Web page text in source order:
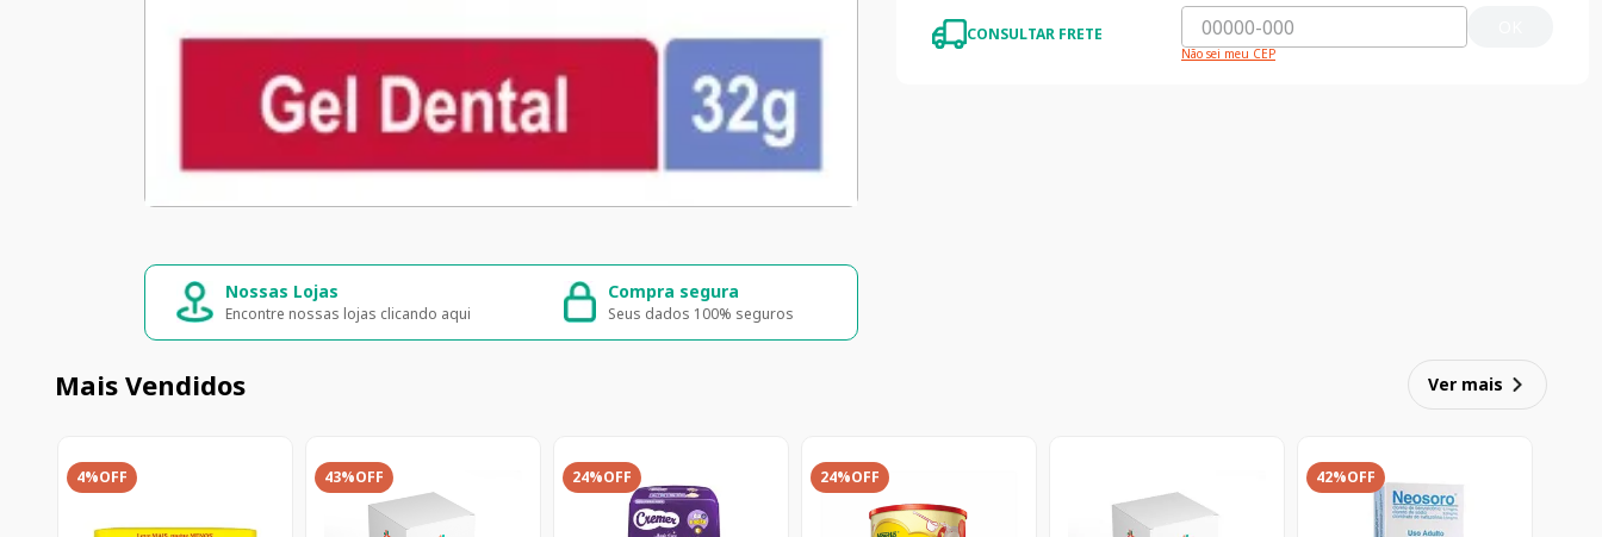
Nossas Lojas
Encontre nossas lojas clicando aqui
Compra segura
Seus dados 100% seguros
CONSULTAR FRETE
Não sei meu CEP
Mais Vendidos Ver mais
4%OFF 43%OFF 24%OFF 24%OFF 42%OFF